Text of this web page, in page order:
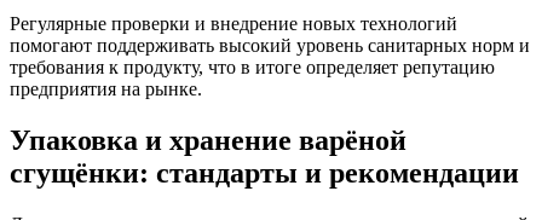
Регулярные проверки и внедрение новых технологий
помогают поддерживать высокий уровень санитарных норм и
требования к продукту, что в итоге определяет репутацию
предприятия на рынке.
Упаковка и хранение варёной
сгущёнки: стандарты и рекомендации